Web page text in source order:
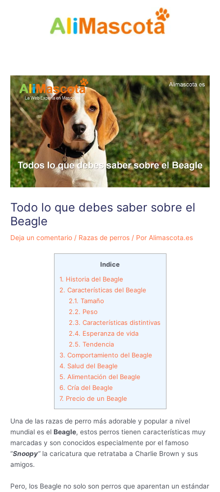
Todo lo que debes saber sobre el
Beagle
Deja un comentario / Razas de perros / PorAlimascota.es
Indice
1. Historia del Beagle
2. Características del Beagle
2.1. Tamaño
2.2. Peso
2.3. Características distintivas
2.4. Esperanza de vida
2.5. Tendencia
3. Comportamiento del Beagle
4. Salud del Beagle
5. Alimentación del Beagle
6. Cría del Beagle
7. Precio de un Beagle
Una de las razas de perro más adorable y popular a nivel
mundial es elBeagle, estos perros tienen características muy
marcadas y son conocidos especialmente por el famoso
“Snoopy”la caricatura que retrataba a Charlie Brown y sus
amigos.
Pero, los Beagle no solo son perros que aparentan un estándar